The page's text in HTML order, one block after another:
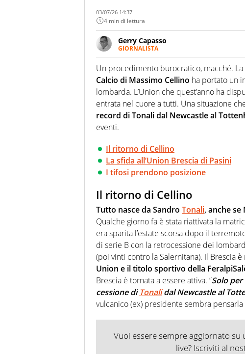
03/07/26 14:37
4 min di lettura
Gerry Capasso
GIORNALISTA
Per lui gli sport americani non hanno
innata di trovare la notizia dove altri
Un procedimento burocratico, macché.
Calcio di Massimo Cellino ha portato un
lombarda. L’Union che quest’anno ha
entrata nel cuore a tutti. Una situazione
record di Tonali dal Newcastle al
eventi.
Il ritorno di Cellino
La sfida all’Union Brescia di Pasini
I tifosi prendono posizione
Il ritorno di Cellino
Tutto nasce da Sandro Tonali, anche
Qualche giorno fa è stata riattivata la
era sparita l’estate scorsa dopo il
di serie B con la retrocessione dei
(poi vinti contro la Salernitana). Il Brescia
Union e il titolo sportivo della
Brescia è tornata a essere attiva. “Solo
cessione diTonalidal Newcastle al
vulcanico (ex) presidente sembra
Vuoi essere sempre aggiornato
live? Iscriviti al